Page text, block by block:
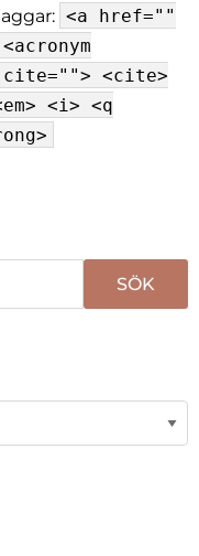
<a href=""
<cite>
<i> <q